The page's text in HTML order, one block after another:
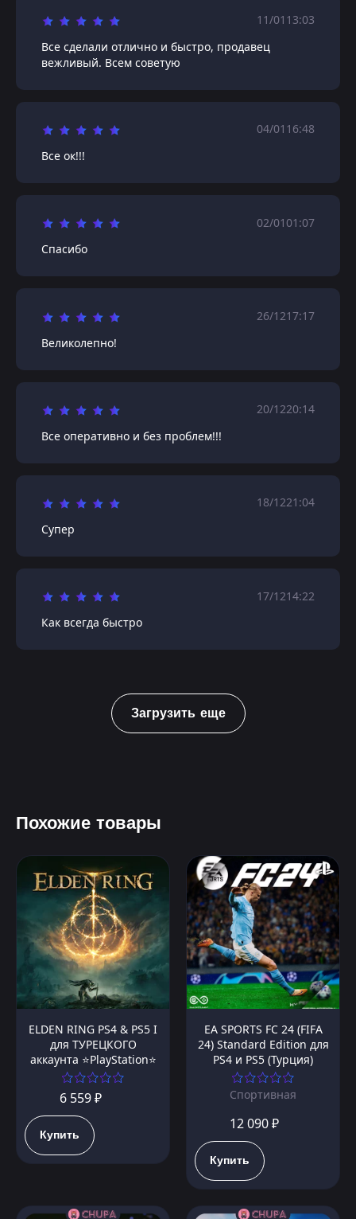
11/01 13:03
Все сделали отлично и быстро, продавец
вежливый. Всем советую
04/01 16:48
Все ок!!!
02/0101:07
Спасибо
26/1217:17
Великолепно!
20/1220:14
Все оперативно и без проблем!!!
18/1221:04
Супер
17/1214:22
Как всегда быстро
Загрузить еще
Похожие товары
ELDEN RING PS4 & PS5 I
для ТУРЕЦКОГО
аккаунта ⭐PlayStation⭐
6 559 ₽
Купить
EA SPORTS FC 24 (FIFA
24) Standard Edition для
PS4 и PS5 (Турция)
Спортивная
12 090 ₽
Купить